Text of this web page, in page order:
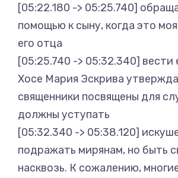
[05:22.180 -> 05:25.740]
помощью к сыну, когда это
его отца
[05:25.740 -> 05:32.340] вести
Хосе Мария Эскрива
священники посвящены для
должны уступать
[05:32.340 -> 05:38.120]
подражать мирянам, но быть
насквозь. К сожалению,